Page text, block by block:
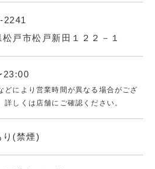
2241
戸市松戸新田１２２－１
23:00
どにより営業時間が異なる場合がござ
詳しくは店舗にご確認ください。
り(禁煙)